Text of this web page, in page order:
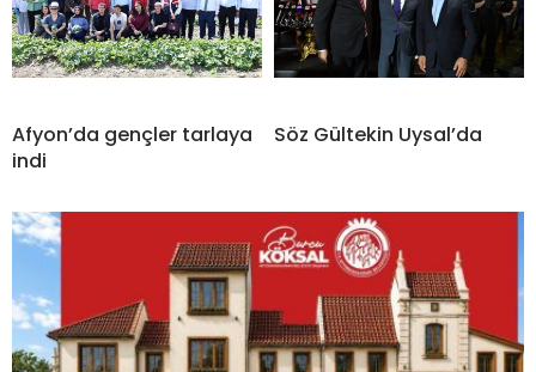
Afyon’da gençler tarlaya
indi
Söz Gültekin Uysal’da